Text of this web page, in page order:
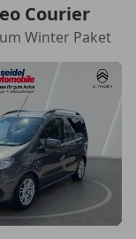
Courier
Winter Paket